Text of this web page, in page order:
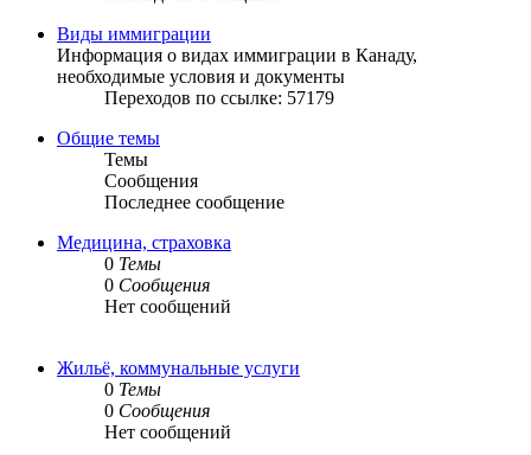
Виды иммиграции
Информация о видах иммиграции в Канаду,
необходимые условия и документы
Переходов по ссылке: 57179
Общие темы
Темы
Сообщения
Последнее сообщение
Медицина, страховка
0 Темы
0 Сообщения
Нет сообщений
Жильё, коммунальные услуги
0 Темы
0 Сообщения
Нет сообщений